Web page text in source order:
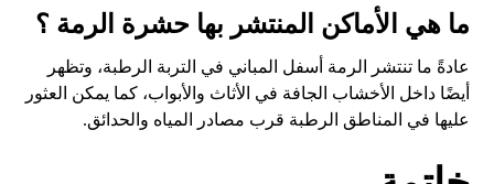
ما هي الأماكن المنتشر بها حشرة الرمة ؟
عادةً ما تنتشر الرمة أسفل المباني في التربة الرطبة، وتظهر
أيضًا داخل الأخشاب الجافة في الأثاث والأبواب، كما يمكن العثور
عليها في المناطق الرطبة قرب مصادر المياه والحدائق.